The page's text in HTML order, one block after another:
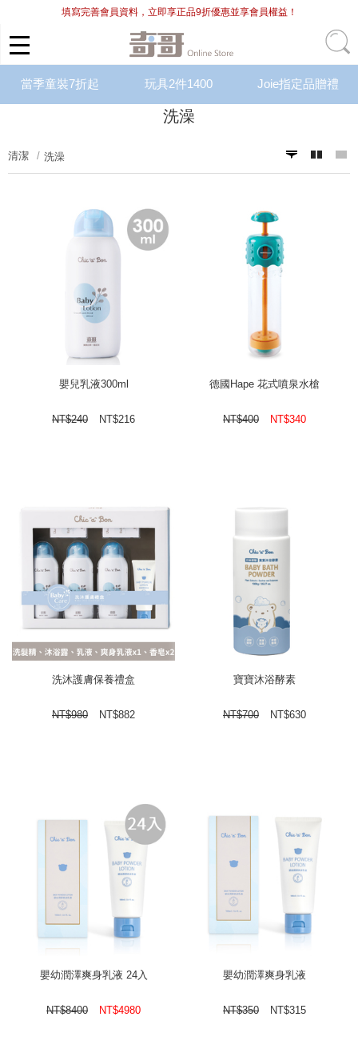
填寫完善會員資料，立即享正品9折優惠並享會員權益！
當季童裝7折起 玩具2件1400 Joie指定品贈禮
洗澡
清潔 洗澡
嬰兒乳液300ml
NT$240 NT$216
德國Hape 花式噴泉水槍
NT$400 NT$340
洗沐護膚保養禮盒
NT$980 NT$882
寶寶沐浴酵素
NT$700 NT$630
嬰幼潤澤爽身乳液 24入
NT$8400 NT$4980
嬰幼潤澤爽身乳液
NT$350 NT$315